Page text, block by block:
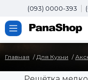
(093) 0000-393
Главная Для Кухни